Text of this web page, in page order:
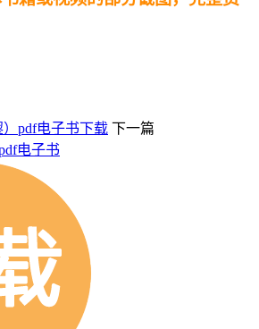
pdf电子书下载 下一篇
电子书